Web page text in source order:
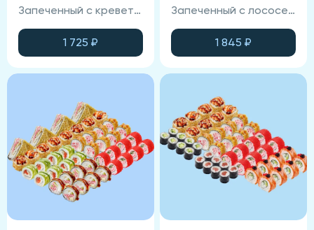
Запеченный с креветкой,калифорния крабом, филадельфия агонь.
1 725 ₽
Запеченный с лососем, запеченный с тунцом, креветка-темпура, чикен-темпура.
1 845 ₽